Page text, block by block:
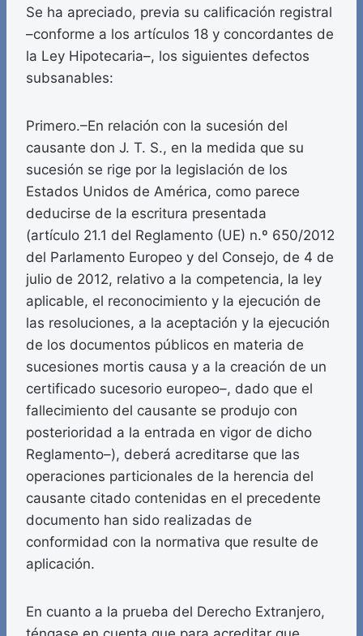
Se ha apreciado, previa su calificación registral
–conforme a los artículos 18 y concordantes de
la Ley Hipotecaria–, los siguientes defectos
subsanables:
Primero.–En relación con la sucesión del
causante don J. T. S., en la medida que su
sucesión se rige por la legislación de los
Estados Unidos de América, como parece
deducirse de la escritura presentada
(artículo 21.1 del Reglamento (UE) n.º 650/2012
del Parlamento Europeo y del Consejo, de 4 de
julio de 2012, relativo a la competencia, la ley
aplicable, el reconocimiento y la ejecución de
las resoluciones, a la aceptación y la ejecución
de los documentos públicos en materia de
sucesiones mortis causa y a la creación de un
certificado sucesorio europeo–, dado que el
fallecimiento del causante se produjo con
posterioridad a la entrada en vigor de dicho
Reglamento–), deberá acreditarse que las
operaciones particionales de la herencia del
causante citado contenidas en el precedente
documento han sido realizadas de
conformidad con la normativa que resulte de
aplicación.
En cuanto a la prueba del Derecho Extranjero,